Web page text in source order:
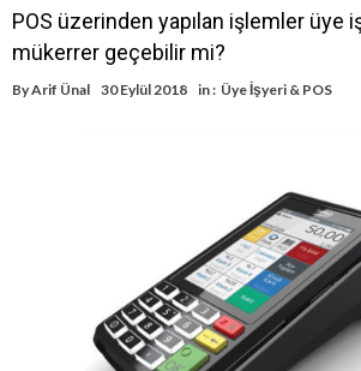
POS üzerinden yapılan işlemler üye
mükerrer geçebilir mi?
ByArif Ünal 30 Eylül 2018 in : Üye İşyeri & POS